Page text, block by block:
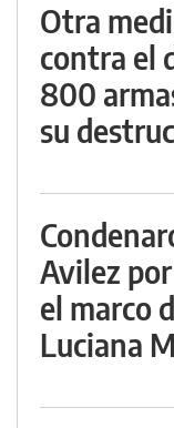
Otra
contra el
800
su
Avilez
el marco
Luciana